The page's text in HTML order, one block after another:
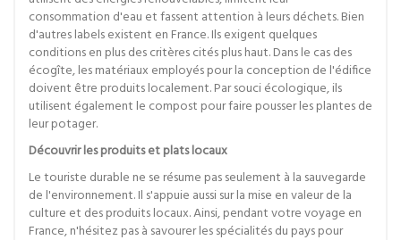
consommation d'eau et fassent attention à leurs déchets. Bien
d'autres labels existent en France. Ils exigent quelques
conditions en plus des critères cités plus haut. Dans le cas des
écogîte, les matériaux employés pour la conception de l'édifice
doivent être produits localement. Par souci écologique, ils
utilisent également le compost pour faire pousser les plantes de
leur potager.
Découvrir les produits et plats locaux
Le touriste durable ne se résume pas seulement à la sauvegarde
de l'environnement. Il s'appuie aussi sur la mise en valeur de la
culture et des produits locaux. Ainsi, pendant votre voyage en
France, n'hésitez pas à savourer les spécialités du pays pour